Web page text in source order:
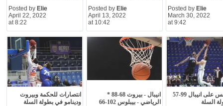
Posted by Elie
April 22, 2022
at 8:22
Posted by Elie
April 13, 2022
at 10:42
Posted by Elie
March 30, 2022
at 9:42
انتصارات للحكمة وبيروت
ودينامو في بطولة السلة
انيبال - بيروت 68-88 *
الرياضي - بيبلوس 102-66
فوز هوبس على انيبال 99-57
السلة